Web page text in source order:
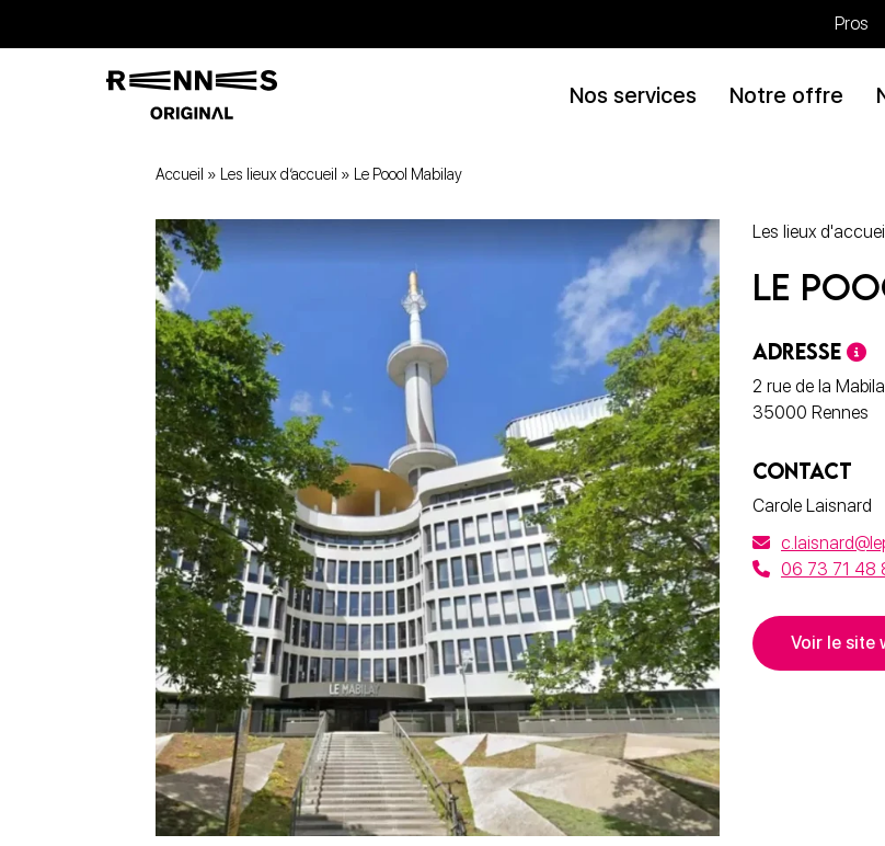
Pros
Nos services Notre offre
Accueil » Les lieux d’accueil » Le Poool Mabilay
Les lieux
Le
ADRESSE
2 rue de la
35000 Rennes
CONTACT
Carole Laisnard
06 73 71 48
Voir le site